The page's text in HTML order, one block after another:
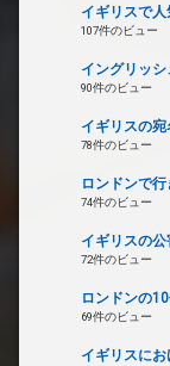
イギリスで
107件のビュー
イングリッ
90件のビュー
イギリスの
78件のビュー
ロンドンで
74件のビュー
イギリスの
72件のビュー
ロンドンの
69件のビュー
イギリスに